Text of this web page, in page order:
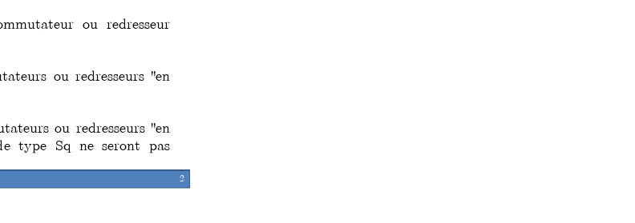
ou redresseur
ou redresseurs "en
ou redresseurs "en
e type Sq ne seront pas
2